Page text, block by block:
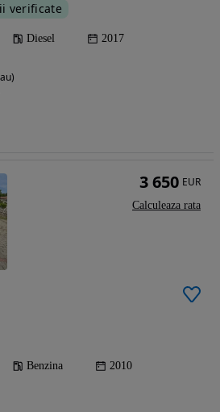
verificate
Diesel 2017
Benzina 2010
3 650 EUR
Calculeaza rata